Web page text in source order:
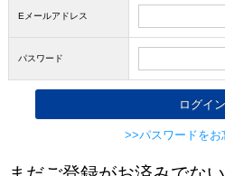
Eメールアドレス
パスワード
>>パスワードをお